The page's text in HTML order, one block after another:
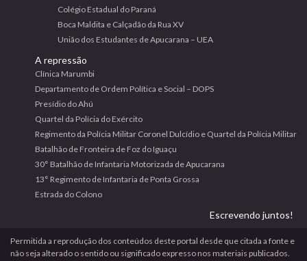
Colégio Estadual do Paraná
Boca Maldita e Calçadão da Rua XV
União dos Estudantes de Apucarana – UEA
A repressão
Clínica Marumbi
Departamento de Ordem Política e Social – DOPS
Presídio do Ahú
Quartel da Polícia do Exército
Regimento da Polícia Militar Coronel Dulcídio e Quartel da Polícia Militar
Batalhão de Fronteira de Foz do Iguaçu
30° Batalhão de Infantaria Motorizada de Apucarana
13° Regimento de Infantaria de Ponta Grossa
Estrada do Colono
Escrevendo juntos!
Permitida a reprodução dos conteúdos deste portal desde que citada a fonte e
não seja alterado o sentido ou significado expresso nos materiais publicados.